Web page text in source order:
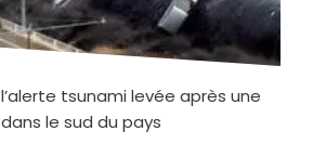
tsunami levée après une
le sud du pays